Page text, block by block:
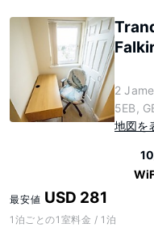
2
5EB,
地図を
最安値 USD 281
1泊ごとの1室料金 / 1泊